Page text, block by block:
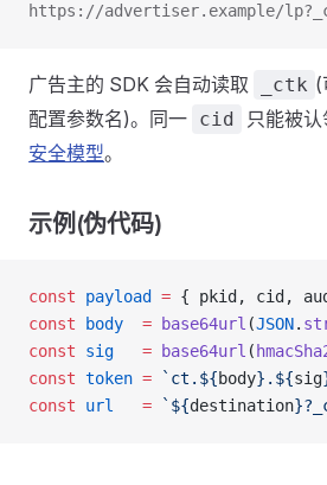
https://advertiser.example/
广告主的 SDK 会自动读取 _ctk (
配置参数名)。同一 cid
只能被
安全模型。
示例(伪代码)
const payload = { pkid, cid,
const body
  =
base64url (JSON.
const sig
   =
base64url (
const token = `ct.${body}.${sig
const url
   =
`${destination